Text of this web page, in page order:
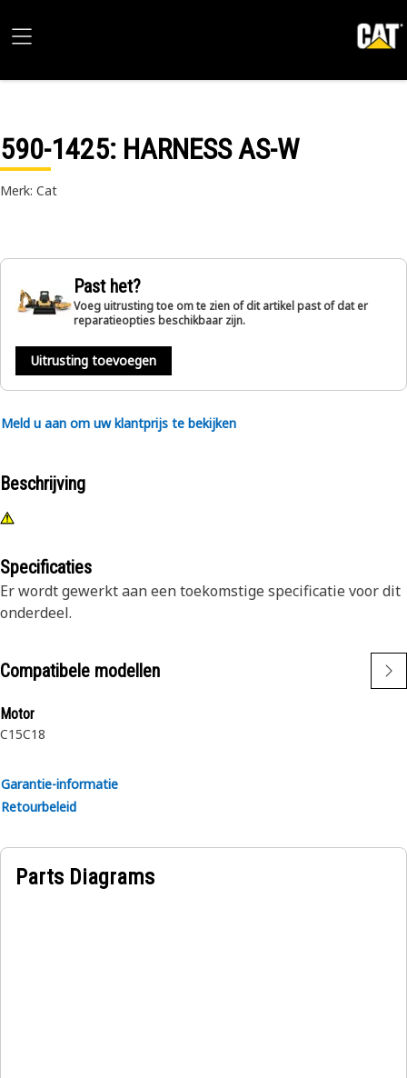
590-1425: HARNESS AS-W
Merk: Cat
Past het?
Voeg uitrusting toe om te zien of dit artikel past of dat er
reparatieopties beschikbaar zijn.
Uitrusting toevoegen
Meld u aan om uw klantprijs te bekijken
Beschrijving
Specificaties
Er wordt gewerkt aan een toekomstige specificatie voor dit
onderdeel.
Compatibele modellen
Motor
C15C18
Garantie-informatie
Retourbeleid
Parts Diagrams